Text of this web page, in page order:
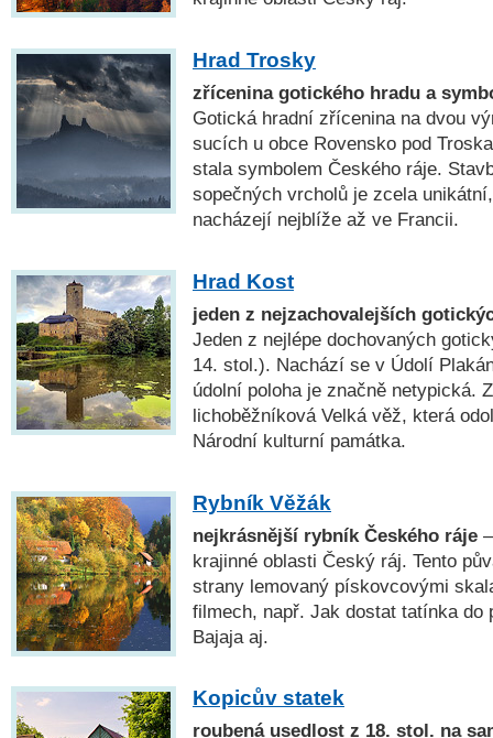
Hrad Trosky
zřícenina gotického hradu a
Gotická hradní zřícenina na dvou
sucích u obce Rovensko pod
stala symbolem Českého ráje.
sopečných vrcholů je zcela
nacházejí nejblíže až ve Francii.
Hrad Kost
jeden z nejzachovalejších
Jeden z nejlépe dochovaných
14. stol.). Nachází se v Údolí
údolní poloha je značně netypická.
lichoběžníková Velká věž, která
Národní kulturní památka.
Rybník Věžák
nejkrásnější rybník Českého ráje
krajinné oblasti Český ráj. Tento
strany lemovaný pískovcovými
filmech, např. Jak dostat tatínka do
Bajaja aj.
Kopicův statek
roubená usedlost z 18. stol. na